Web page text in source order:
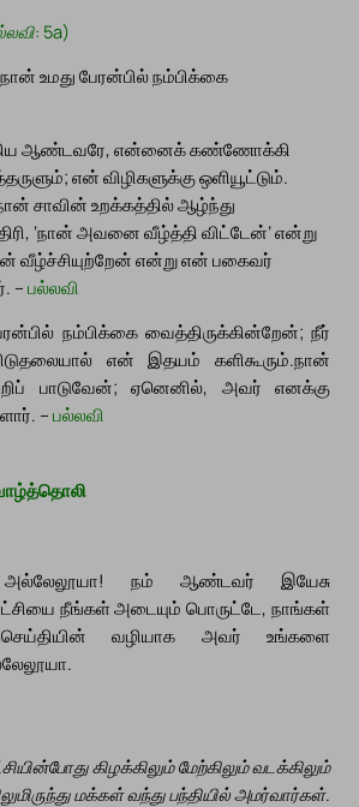
5a)
உமது பேரன்பில் நம்பிக்கை
ஆண்டவரே, என்னைக் கண்ணோக்கி
என் விழிகளுக்கு ஒளியூட்டும்.
சாவின் உறக்கத்தில் ஆழ்ந்து
‘நான் அவனை வீழ்த்தி விட்டேன்’ என்று
வீழ்ச்சியுற்றேன் என்று என் பகைவர்
– பல்லவி
நம்பிக்கை வைத்திருக்கின்றேன்; நீர்
என் இதயம் களிகூரும்.நான்
பாடுவேன்; ஏனெனில், அவர் எனக்கு
–பல்லவி
அல்லேலூயா! நம் ஆண்டவர் இயேசு
நீங்கள் அடையும் பொருட்டே, நாங்கள்
வழியாக அவர் உங்களை
கிழக்கிலும் மேற்கிலும் வடக்கிலும்
மக்கள் வந்து பந்தியில் அமர்வார்கள்.